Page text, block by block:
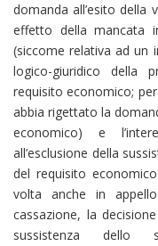
domanda all’esito della
effetto della mancata
(siccome relativa ad un
logico-giuridico della
requisito economico;
abbia rigettato la
economico) e
all’esclusione della
del requisito
volta anche in
cassazione, la
sussistenza dello